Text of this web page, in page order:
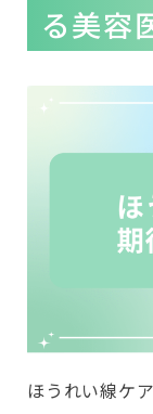
る美容
ほうれい線ケ